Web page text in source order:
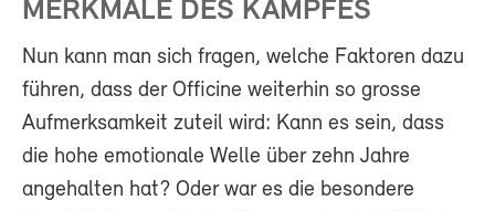
MERKMALE DES KAMPFES
Nun kann man sich fragen, welche Faktoren dazu
führen, dass der Officine weiterhin so grosse
Aufmerksamkeit zuteil wird: Kann es sein, dass
die hohe emotionale Welle über zehn Jahre
angehalten hat? Oder war es die besondere